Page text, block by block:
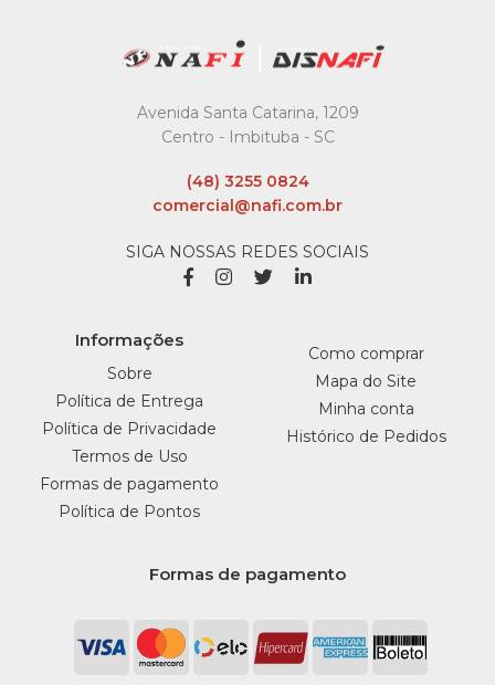
Avenida Santa Catarina, 1209
Centro - Imbituba - SC
(48) 3255 0824
comercial@nafi.com.br
SIGA NOSSAS REDES SOCIAIS
Informações
Sobre
Política de Entrega
Política de Privacidade
Termos de Uso
Formas de pagamento
Política de Pontos
Como comprar
Mapa do Site
Minha conta
Histórico de Pedidos
Formas de pagamento